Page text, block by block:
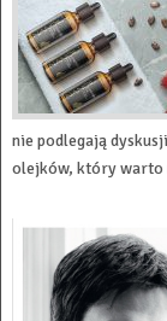
nie podlegają
olejków, który warto